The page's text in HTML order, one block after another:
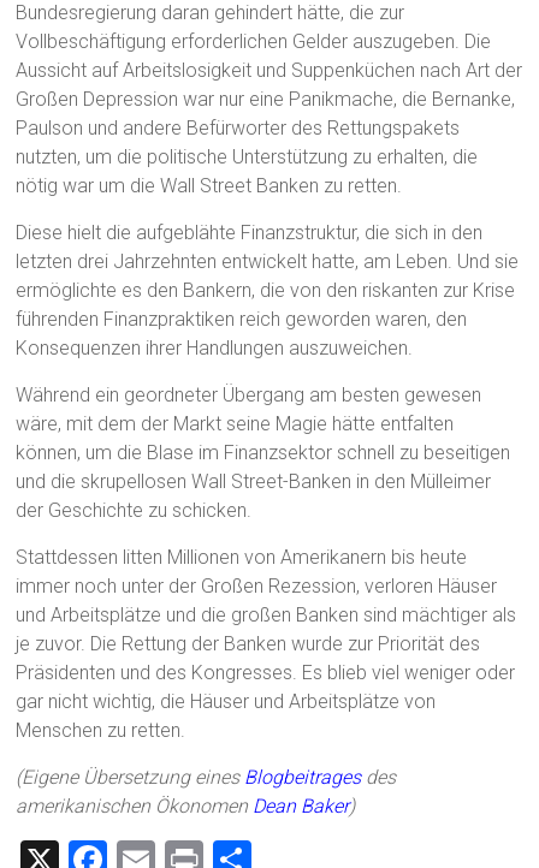
Bundesregierung daran gehindert hätte, die zur
Vollbeschäftigung erforderlichen Gelder auszugeben. Die
Aussicht auf Arbeitslosigkeit und Suppenküchen nach Art der
Großen Depression war nur eine Panikmache, die Bernanke,
Paulson und andere Befürworter des Rettungspakets
nutzten, um die politische Unterstützung zu erhalten, die
nötig war um die Wall Street Banken zu retten.
Diese hielt die aufgeblähte Finanzstruktur, die sich in den
letzten drei Jahrzehnten entwickelt hatte, am Leben. Und sie
ermöglichte es den Bankern, die von den riskanten zur Krise
führenden Finanzpraktiken reich geworden waren, den
Konsequenzen ihrer Handlungen auszuweichen.
Während ein geordneter Übergang am besten gewesen
wäre, mit dem der Markt seine Magie hätte entfalten
können, um die Blase im Finanzsektor schnell zu beseitigen
und die skrupellosen Wall Street-Banken in den Mülleimer
der Geschichte zu schicken.
Stattdessen litten Millionen von Amerikanern bis heute
immer noch unter der Großen Rezession, verloren Häuser
und Arbeitsplätze und die großen Banken sind mächtiger als
je zuvor. Die Rettung der Banken wurde zur Priorität des
Präsidenten und des Kongresses. Es blieb viel weniger oder
gar nicht wichtig, die Häuser und Arbeitsplätze von
Menschen zu retten.
(Eigene Übersetzung eines Blogbeitragesdes
amerikanischen Ökonomen Dean Baker)